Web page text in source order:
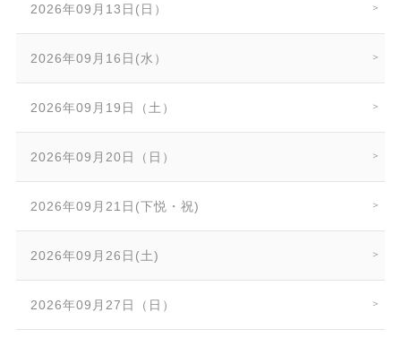
2026年09月13日(日）
2026年09月16日(水）
2026年09月19日（土）
2026年09月20日（日）
2026年09月21日(下悦・祝)
2026年09月26日(土)
2026年09月27日（日）